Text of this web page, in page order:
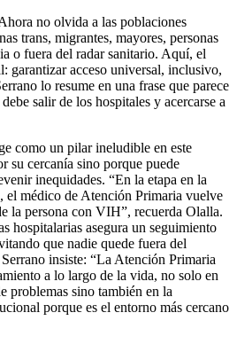
no olvida a las poblaciones
trans, migrantes, mayores, personas
o fuera del radar sanitario. Aquí, el
garantizar acceso universal, inclusivo,
lo resume en una frase que parece
salir de los hospitales y acercarse a
como un pilar ineludible en este
su cercanía sino porque puede
inequidades. “En la etapa en la
el médico de Atención Primaria vuelve
la persona con VIH”, recuerda Olalla.
hospitalarias asegura un seguimiento
que nadie quede fuera del
insiste: “La Atención Primaria
a lo largo de la vida, no solo en
problemas sino también en la
porque es el entorno más cercano